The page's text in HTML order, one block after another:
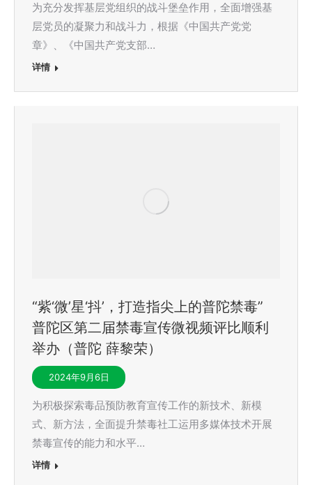
为充分发挥基层党组织的战斗堡垒作用，全面增强基
层党员的凝聚力和战斗力，根据《中国共产党党
章》、《中国共产党支部…
详情
“紫‘微’星‘抖’，打造指尖上的普陀禁毒”
普陀区第二届禁毒宣传微视频评比顺利
举办（普陀 薛黎荣）
2024年9月6日
为积极探索毒品预防教育宣传工作的新技术、新模
式、新方法，全面提升禁毒社工运用多媒体技术开展
禁毒宣传的能力和水平…
详情